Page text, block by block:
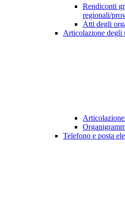
Rendiconti
regionali/
Atti degli
Articolazione degli
Telefono e posta